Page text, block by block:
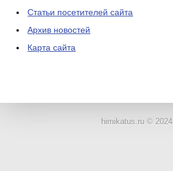
Статьи посетителей сайта
Архив новостей
Карта сайта
himikatus.ru © 2024